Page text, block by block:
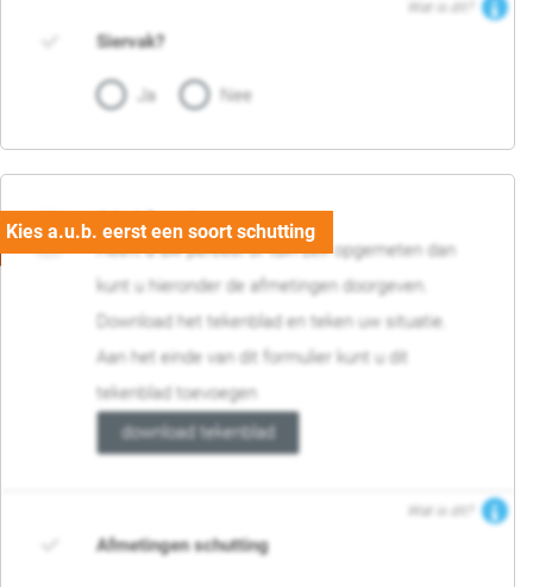
Wat is dit?
Siervak?
Ja Nee
04. Afmetingen
Heeft u uw perceel of tuin zelf opgemeten dan
kunt u hieronder de afmetingen doorgeven.
Download het tekenblad en teken uw situatie.
Aan het einde van dit formulier kunt u dit
tekenblad toevoegen
download tekenblad
Wat is dit?
Afmetingen schutting